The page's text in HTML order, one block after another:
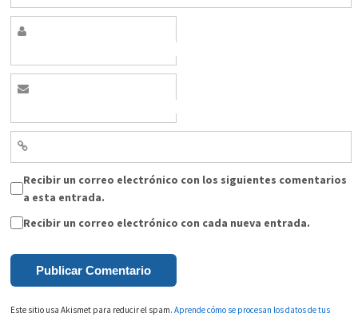
Recibir un correo electrónico con los siguientes comentarios
a esta entrada.
Recibir un correo electrónico con cada nueva entrada.
Este sitio usa Akismet para reducir el spam.Aprende cómo se procesan los datos de tus